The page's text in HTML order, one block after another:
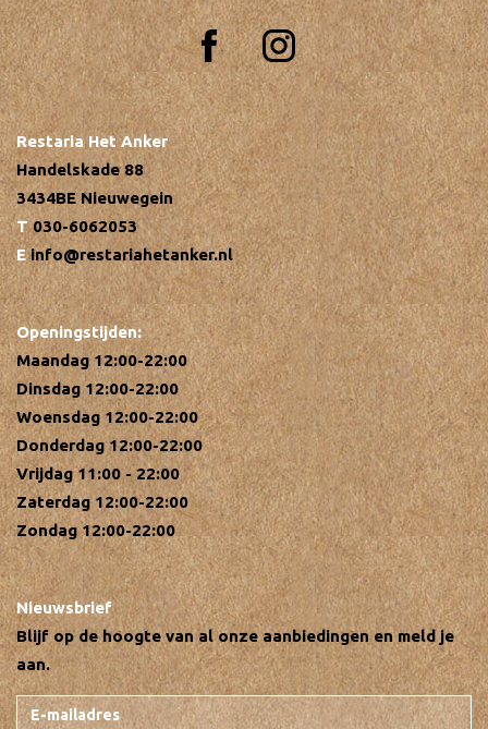
Restaria Het Anker
Handelskade 88
3434BE Nieuwegein
030-6062053
info@restariahetanker.nl
Openingstijden:
Maandag 12:00-22:00
Dinsdag 12:00-22:00
Woensdag 12:00-22:00
Donderdag 12:00-22:00
Vrijdag 11:00 - 22:00
Zaterdag 12:00-22:00
Zondag 12:00-22:00
Nieuwsbrief
Blijf op de hoogte van al onze aanbiedingen en meld je
aan.